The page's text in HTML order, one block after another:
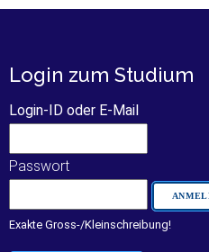
Login zum Studium
Login-ID oder E-Mail
Passwort
Exakte Gross-/Kleinschreibung!